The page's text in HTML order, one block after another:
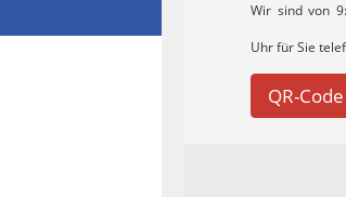
Wir sind von
Uhr für Sie
QR-